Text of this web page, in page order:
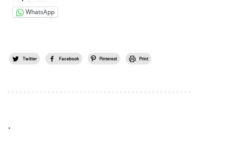
WhatsApp
Twitter Facebook Pinterest Print
.